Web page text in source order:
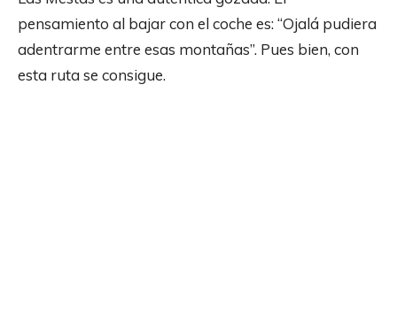
pensamiento al bajar con el coche es: “Ojalá pudiera
adentrarme entre esas montañas”. Pues bien, con
esta ruta se consigue.